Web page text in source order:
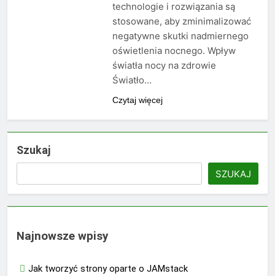
technologie i rozwiązania są
stosowane, aby zminimalizować
negatywne skutki nadmiernego
oświetlenia nocnego. Wpływ
światła nocy na zdrowie
Światło…
Czytaj więcej
Szukaj
SZUKAJ
Najnowsze wpisy
Jak tworzyć strony oparte o JAMstack